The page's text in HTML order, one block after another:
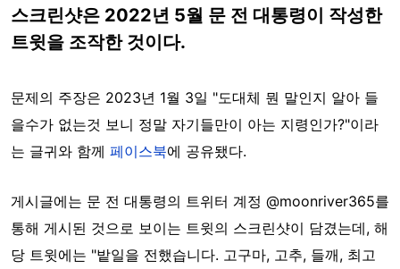
스크린샷은 2022년 5월 문 전 대통령이 작성한
트윗을 조작한 것이다.
문제의 주장은 2023년 1월 3일 "도대체 뭔 말인지 알아 들
을수가 없는것 보니 정말 자기들만이 아는 지령인가?"이라
는 글귀와 함께 페이스북에 공유됐다.
게시글에는 문 전 대통령의 트위터 계정 @moonriver365를
통해 게시된 것으로 보이는 트윗의 스크린샷이 담겼는데, 해
당 트윗에는 "밭일을 전했습니다. 고구마, 고추, 들깨, 최고